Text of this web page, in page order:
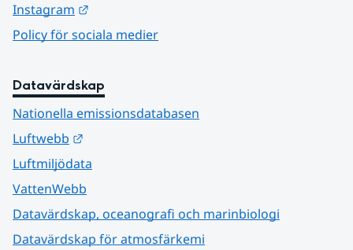
Instagram
Policy för sociala medier
Datavärdskap
Nationella emissionsdatabasen
Luftwebb
Luftmiljödata
VattenWebb
Datavärdskap, oceanografi och marinbiologi
Datavärdskap för atmosfärkemi